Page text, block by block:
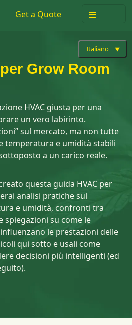
Get a Quote ≡
Italiano
Grow Room
HVAC giusta per una
un vero labirinto.
sul mercato, ma non tutte
temperatura e umidità stabili
a un carico reale.
questa guida HVAC per
analisi pratiche sul
e umidità, confronti tra
spiegazioni su come le
le prestazioni delle
qui sotto e usali come
decisioni più intelligenti (ed